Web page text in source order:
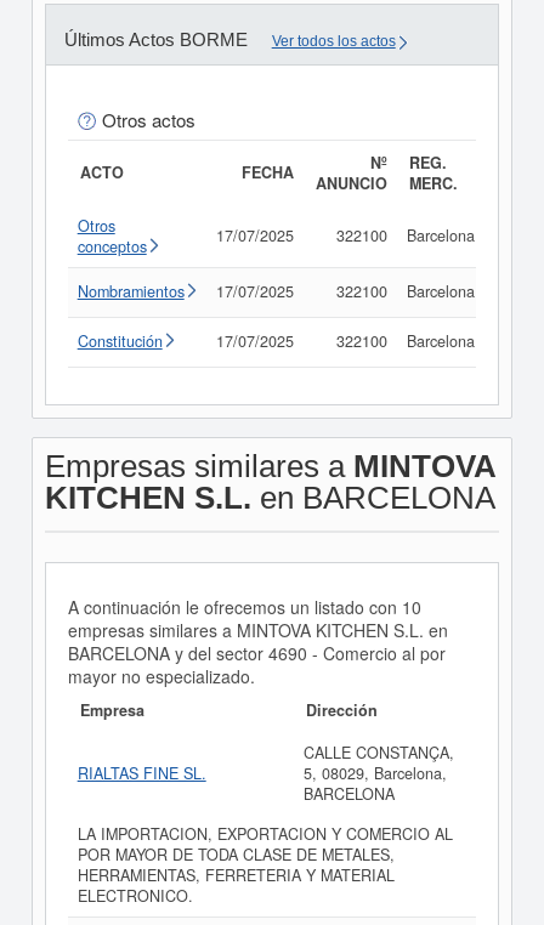
Últimos Actos BORME Ver todos los actos
Otros actos
ACTO FECHA
Nº
ANUNCIO
REG.
MERC.
Otros
conceptos
17/07/2025 322100 Barcelona
Nombramientos 17/07/2025 322100 Barcelona
Constitución 17/07/2025 322100 Barcelona
Empresas similares a MINTOVA
KITCHEN S.L. en BARCELONA
A continuación le ofrecemos un listado con 10
empresas similares a MINTOVA KITCHEN S.L. en
BARCELONA y del sector 4690 - Comercio al por
mayor no especializado.
Empresa Dirección
RIALTAS FINE SL.
CALLE CONSTANÇA,
5, 08029, Barcelona,
BARCELONA
LA IMPORTACION, EXPORTACION Y COMERCIO AL
POR MAYOR DE TODA CLASE DE METALES,
HERRAMIENTAS, FERRETERIA Y MATERIAL
ELECTRONICO.